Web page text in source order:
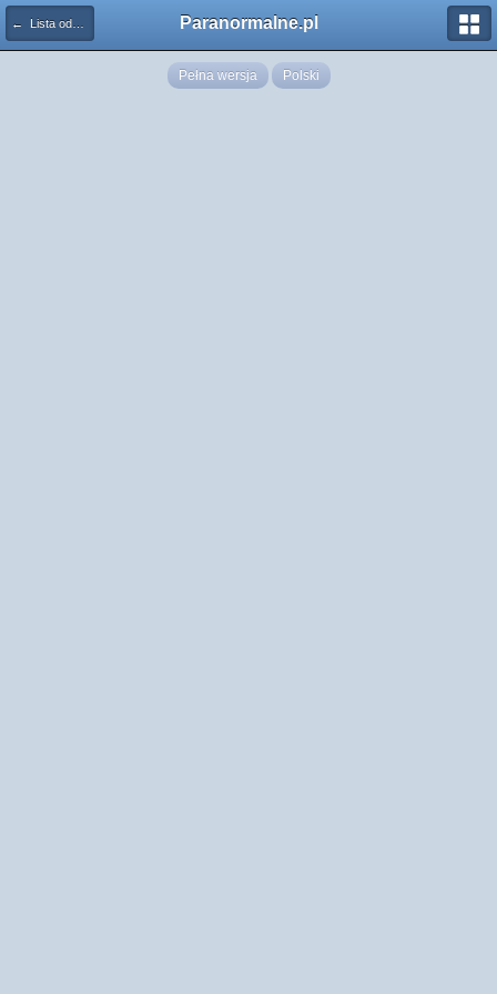
← Lista odznaczeń Paranormalne.pl
Pełna wersja Polski